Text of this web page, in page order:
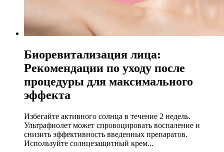
Биоревитализация лица:
Рекомендации по уходу после
процедуры для максимального
эффекта
Избегайте активного солнца в течение 2 недель.
Ультрафиолет может спровоцировать воспаление и
снизить эффективность введенных препаратов.
Используйте солнцезащитный крем...